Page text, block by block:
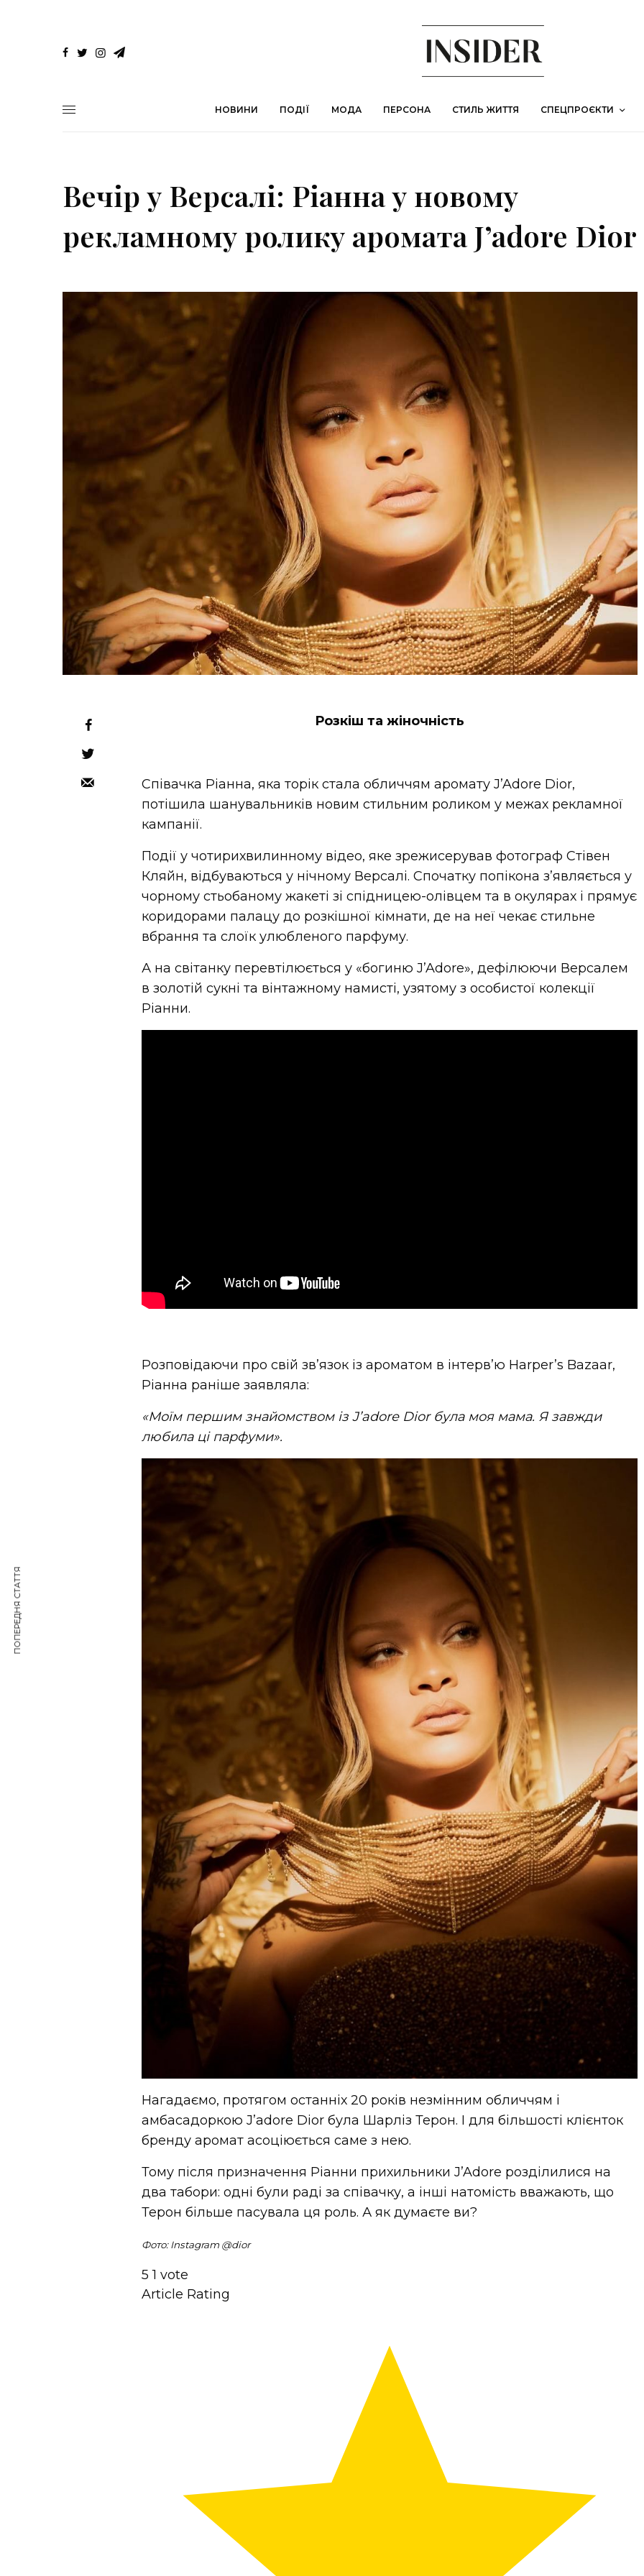
НОВИНИ ПОДІЇ МОДА ПЕРСОНА СТИЛЬ ЖИТТЯ СПЕЦПРОЄКТИ
Вечір у Версалі: Ріанна у новому
рекламному ролику аромата J’adore Dior
Розкіш та жіночність
Співачка Ріанна, яка торік стала обличчям аромату J’Adore Dior,
потішила шанувальників новим стильним роликом у межах рекламної
кампанії.
Події у чотирихвилинному відео, яке зрежисерував фотограф Стівен
Кляйн, відбуваються у нічному Версалі. Спочатку попікона з’являється у
чорному стьобаному жакеті зі спідницею-олівцем та в окулярах і прямує
коридорами палацу до розкішної кімнати, де на неї чекає стильне
вбрання та слоїк улюбленого парфуму.
А на світанку перевтілюється у «богиню J’Adore», дефілюючи Версалем
в золотій сукні та вінтажному намисті, узятому з особистої колекції
Ріанни.
Розповідаючи про свій зв’язок із ароматом в інтерв’ю Harper’s Bazaar,
Ріанна раніше заявляла:
«Моїм першим знайомством із J’adore Dior була моя мама. Я завжди
любила ці парфуми».
Нагадаємо, протягом останніх 20 років незмінним обличчям і
амбасадоркою J’adore Dior була Шарліз Терон. І для більшості клієнток
бренду аромат асоціюється саме з нею.
Тому після призначення Ріанни прихильники J’Adore розділилися на
два табори: одні були раді за співачку, а інші натомість вважають, що
Терон більше пасувала ця роль. А як думаєте ви?
Фото: Instagram @dior
5 1 vote
Article Rating
ПОПЕРЕДНЯ СТАТТЯ